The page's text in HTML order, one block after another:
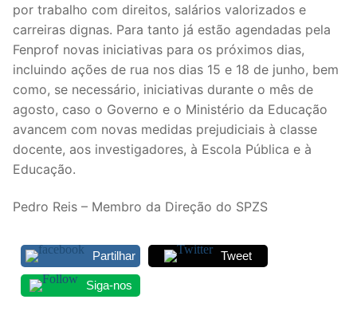
por trabalho com direitos, salários valorizados e
carreiras dignas. Para tanto já estão agendadas pela
Fenprof novas iniciativas para os próximos dias,
incluindo ações de rua nos dias 15 e 18 de junho, bem
como, se necessário, iniciativas durante o mês de
agosto, caso o Governo e o Ministério da Educação
avancem com novas medidas prejudiciais à classe
docente, aos investigadores, à Escola Pública e à
Educação.
Pedro Reis – Membro da Direção do SPZS
Partilhar Tweet
Siga-nos